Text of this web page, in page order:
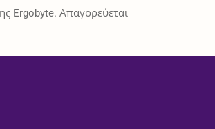
Ergobyte. Απαγορεύεται